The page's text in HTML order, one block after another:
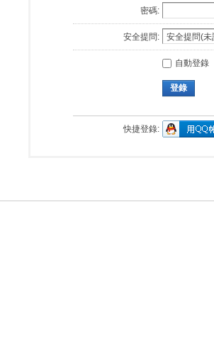
密碼:
安全提問:
自動登錄
登錄
快捷登錄: